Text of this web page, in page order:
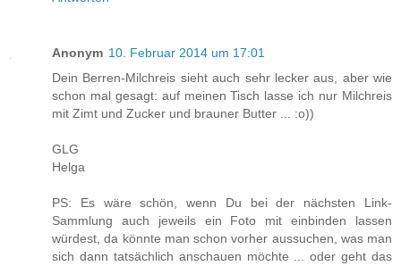
Anonym 10. Februar 2014 um 17:01
Dein Berren-Milchreis sieht auch sehr lecker aus, aber wie
schon mal gesagt: auf meinen Tisch lasse ich nur Milchreis
mit Zimt und Zucker und brauner Butter ... :o))
GLG
Helga
PS: Es wäre schön, wenn Du bei der nächsten Link-
Sammlung auch jeweils ein Foto mit einbinden lassen
würdest, da könnte man schon vorher aussuchen, was man
sich dann tatsächlich anschauen möchte ... oder geht das